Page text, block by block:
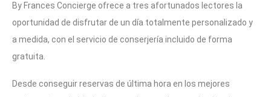
By Frances Concierge ofrece a tres afortunados lectores la
oportunidad de disfrutar de un día totalmente personalizado y
a medida, con el servicio de conserjería incluido de forma
gratuita.
Desde conseguir reservas de última hora en los mejores